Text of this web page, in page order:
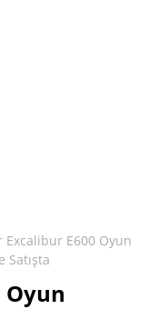
Excalibur E600 Oyun
Satışta
Oyun